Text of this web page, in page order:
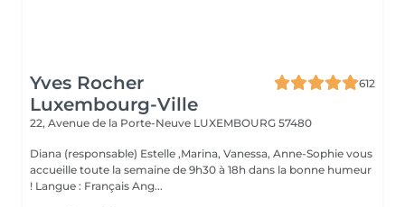
Yves Rocher
Luxembourg-Ville
612
22, Avenue de la Porte-Neuve LUXEMBOURG 57480
Diana (responsable) Estelle ,Marina, Vanessa, Anne-Sophie vous
accueille toute la semaine de 9h30 à 18h dans la bonne humeur
! Langue : Français Ang...